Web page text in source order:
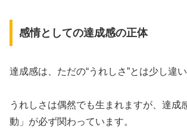
感情としての達成感の正体
達成感は、ただの“うれしさ”とは少し違い
うれしさは偶然でも生まれますが、達成
動」が必ず関わっています。